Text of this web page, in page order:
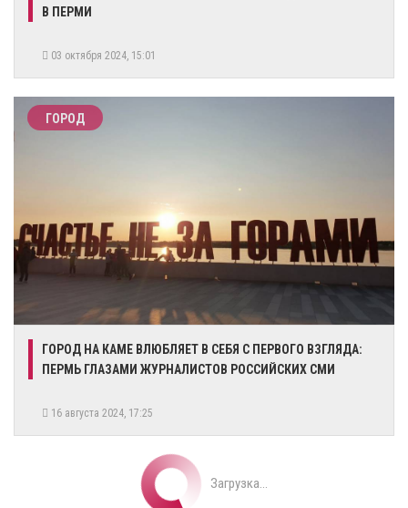
В ПЕРМИ
03 октября 2024, 15:01
ГОРОД
ГОРОД НА КАМЕ ВЛЮБЛЯЕТ В СЕБЯ С ПЕРВОГО ВЗГЛЯДА:
ПЕРМЬ ГЛАЗАМИ ЖУРНАЛИСТОВ РОССИЙСКИХ СМИ
16 августа 2024, 17:25
Загрузка...